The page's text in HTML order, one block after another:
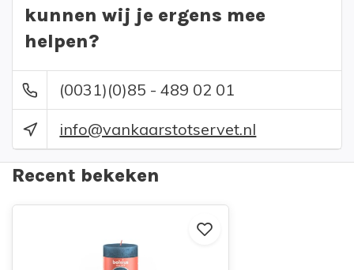
kunnen wij je ergens mee
helpen?
(0031)(0)85 - 489 02 01
info@vankaarstotservet.nl
Recent bekeken